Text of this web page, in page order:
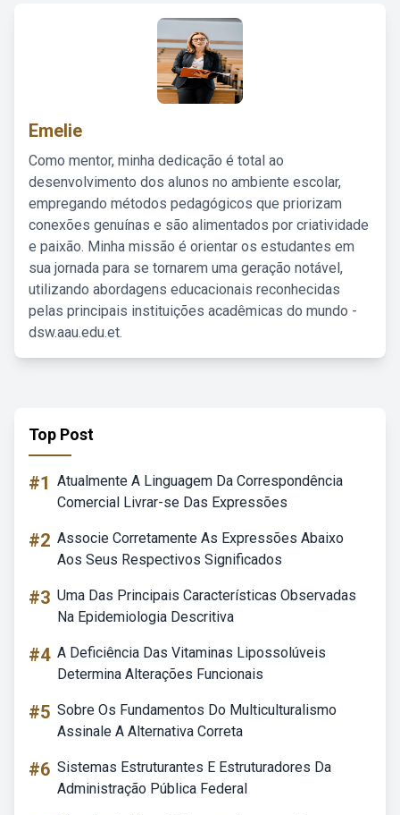
Emelie
Como mentor, minha dedicação é total ao
desenvolvimento dos alunos no ambiente escolar,
empregando métodos pedagógicos que priorizam
conexões genuínas e são alimentados por criatividade
e paixão. Minha missão é orientar os estudantes em
sua jornada para se tornarem uma geração notável,
utilizando abordagens educacionais reconhecidas
pelas principais instituições acadêmicas do mundo -
dsw.aau.edu.et.
Top Post
#1 Atualmente A Linguagem Da Correspondência
Comercial Livrar-se Das Expressões
#2 Associe Corretamente As Expressões Abaixo
Aos Seus Respectivos Significados
#3 Uma Das Principais Características Observadas
Na Epidemiologia Descritiva
#4 A Deficiência Das Vitaminas Lipossolúveis
Determina Alterações Funcionais
#5 Sobre Os Fundamentos Do Multiculturalismo
Assinale A Alternativa Correta
#6 Sistemas Estruturantes E Estruturadores Da
Administração Pública Federal